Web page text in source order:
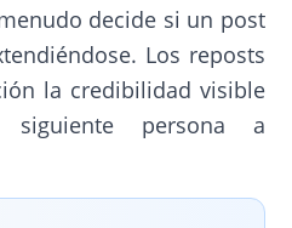
decide si un post
Los reposts
la credibilidad visible
persona a